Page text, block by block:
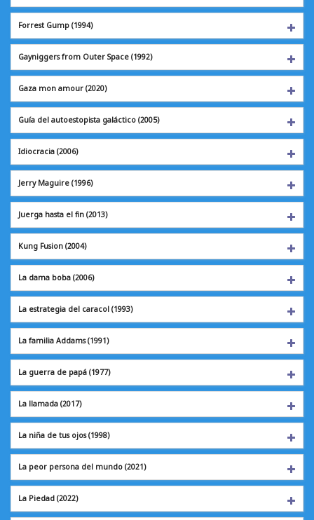
Forrest Gump (1994)
Gayniggers from Outer Space (1992)
Gaza mon amour (2020)
Guía del autoestopista galáctico (2005)
Idiocracia (2006)
Jerry Maguire (1996)
Juerga hasta el fin (2013)
Kung Fusion (2004)
La dama boba (2006)
La estrategia del caracol (1993)
La familia Addams(1991)
La guerra de papá (1977)
La llamada (2017)
La niña de tus ojos(1998)
La peor persona del mundo (2021)
La Piedad (2022)